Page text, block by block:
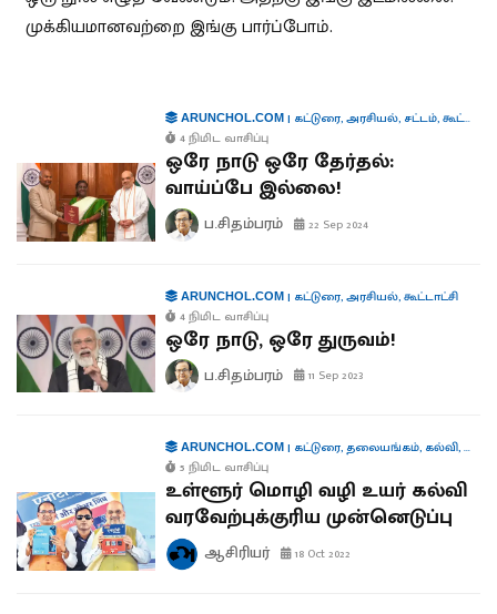
முக்கியமானவற்றை இங்கு பார்ப்போம்.
ARUNCHOL.COM| கட்டுரை,அரசியல், சட்டம்,கூட்டாட்சி
4 நிமிட வாசிப்பு
ஒரே நாடு ஒரே தேர்தல்:
வாய்ப்பே இல்லை!
ப.சிதம்பரம் 22 Sep 2024
ARUNCHOL.COM| கட்டுரை,அரசியல்,கூட்டாட்சி
4 நிமிட வாசிப்பு
ஒரே நாடு, ஒரே துருவம்!
ப.சிதம்பரம் 11 Sep 2023
ARUNCHOL.COM| கட்டுரை,தலையங்கம், கல்வி,
5 நிமிட வாசிப்பு
உள்ளூர் மொழி வழி உயர் கல்வி
வரவேற்புக்குரிய முன்னெடுப்பு
ஆசிரியர் 18 Oct 2022